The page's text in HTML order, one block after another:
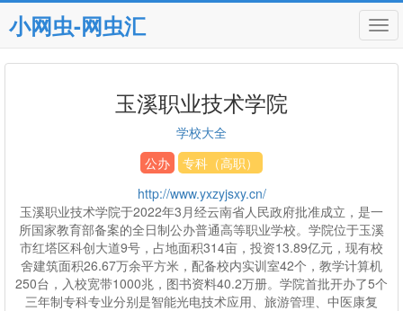
小网虫-网虫汇
玉溪职业技术学院
学校大全
公办
专科（高职）
http://www.yxzyjsxy.cn/
玉溪职业技术学院于2022年3月经云南省人民政府批准成立，是一
所国家教育部备案的全日制公办普通高等职业学校。学院位于玉溪
市红塔区科创大道9号，占地面积314亩，投资13.89亿元，现有校
舍建筑面积26.67万余平方米，配备校内实训室42个，教学计算机
250台，入校宽带1000兆，图书资料40.2万册。学院首批开办了5个
三年制专科专业分别是智能光电技术应用、旅游管理、中医康复